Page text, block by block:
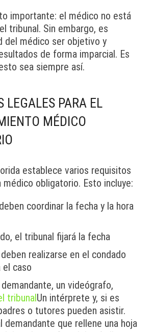
importante: el médico no está
tribunal. Sin embargo, es
del médico ser objetivo y
de forma imparcial. Es
sea siempre así.
LEGALES PARA EL
MÉDICO
establece varios requisitos
médico obligatorio. Esto incluye:
coordinar la fecha y la hora
el tribunal fijará la fecha
realizarse en el condado
el caso
un videógrafo,
tribunalUn intérprete y, si es
o tutores pueden asistir.
demandante que rellene una hoja